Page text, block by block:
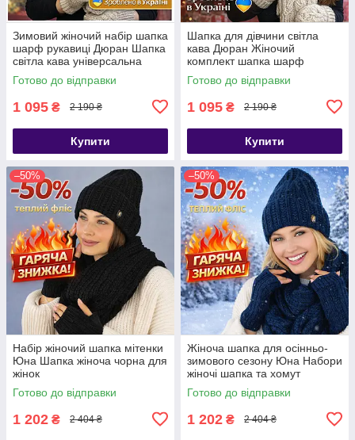
Зимовий жіночий набір шапка
шарф рукавиці Дюран Шапка
світла кава універсальна
жіноча
Готово до відправки
1 095 ₴ 2 190 ₴
Купити
Шапка для дівчини світла
кава Дюран Жіночий
комплект шапка шарф
рукавиці
Готово до відправки
1 095 ₴ 2 190 ₴
Купити
–50%
Набір жіночий шапка мітенки
Юна Шапка жіноча чорна для
жінок
Готово до відправки
1 202 ₴ 2 404 ₴
–50%
Жіноча шапка для осінньо-
зимового сезону Юна Набори
жіночі шапка та хомут
Готово до відправки
1 202 ₴ 2 404 ₴